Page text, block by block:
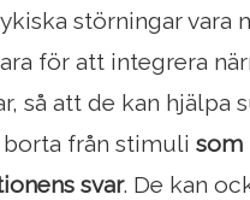
störningar vara
för att integrera
så att de kan hjälpa
från stimuli som
svar. De kan